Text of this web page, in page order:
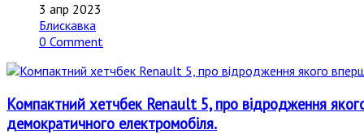
3 апр 2023
Блискавка
0 Comment
Компактний хетчбек Renault 5, про відродження
демократичного електромобіля.